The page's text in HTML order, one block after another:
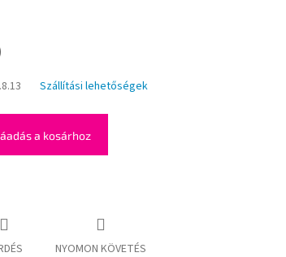
Szállítási lehetőségek
a kosárhoz
NYOMON KÖVETÉS